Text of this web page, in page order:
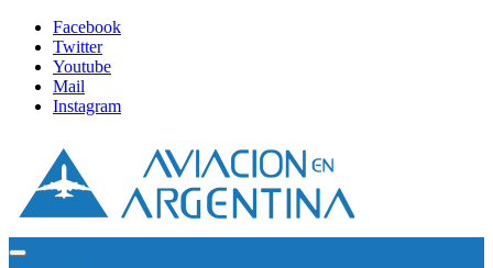
Facebook
Twitter
Youtube
Mail
Instagram